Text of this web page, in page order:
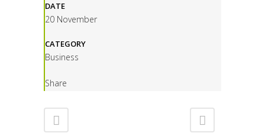
DATE
20 November
CATEGORY
Business
Share